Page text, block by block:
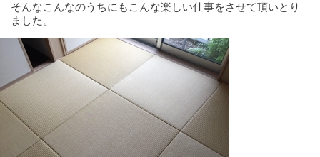
そんなこんなのうちにもこんな楽しい仕事をさせて頂いとり
ました。